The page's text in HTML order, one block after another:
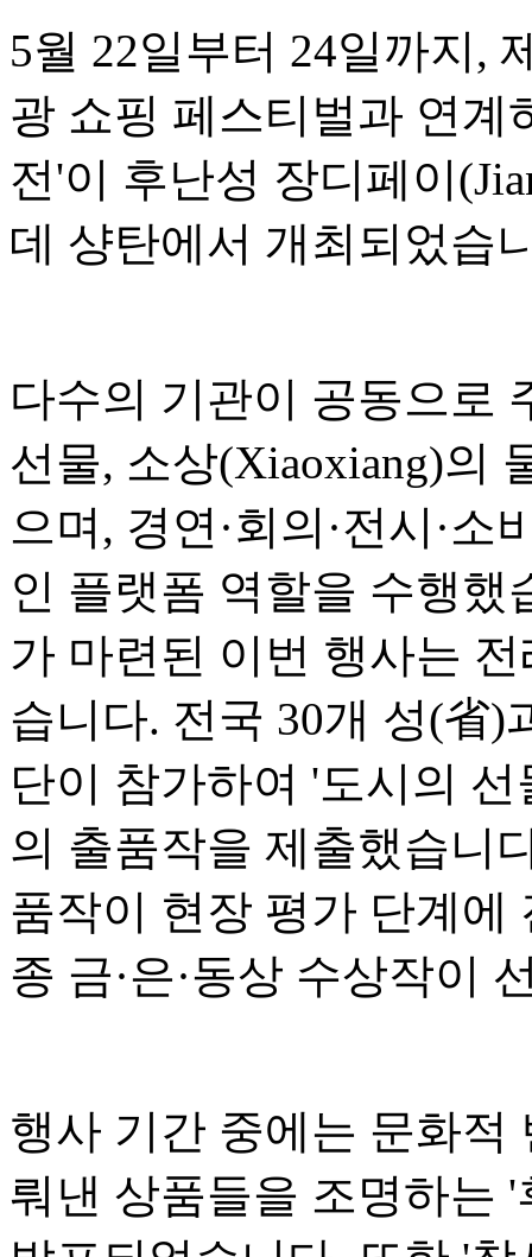
5월 22일부터 24일까지,
광 쇼핑 페스티벌과 연계
전'이 후난성 장디페이
데 샹탄에서 개최되었습
다수의 기관이 공동으로
선물, 소상(Xiaoxiang)의
으며, 경연·회의·전시·
인 플랫폼 역할을 수행
가 마련된 이번 행사는
습니다. 전국 30개 성(省)
단이 참가하여 '도시의
의 출품작을 제출했습니
품작이 현장 평가 단계에
종 금·은·동상 수상작이
행사 기간 중에는 문화적
뤄낸 상품들을 조명하는